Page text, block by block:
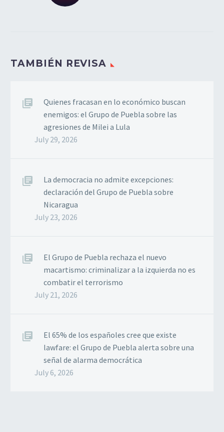
do presidente Bolsonaro
Direitos Humanos,
Senhora Michelle
Bachelet,…
TAMBIÉN REVISA
Quienes fracasan en lo económico buscan
enemigos: el Grupo de Puebla sobre las
agresiones de Milei a Lula
July 29, 2026
La democracia no admite excepciones:
declaración del Grupo de Puebla sobre
Nicaragua
July 23, 2026
El Grupo de Puebla rechaza el nuevo
macartismo: criminalizar a la izquierda no es
combatir el terrorismo
July 21, 2026
El 65% de los españoles cree que existe
lawfare: el Grupo de Puebla alerta sobre una
señal de alarma democrática
July 6, 2026